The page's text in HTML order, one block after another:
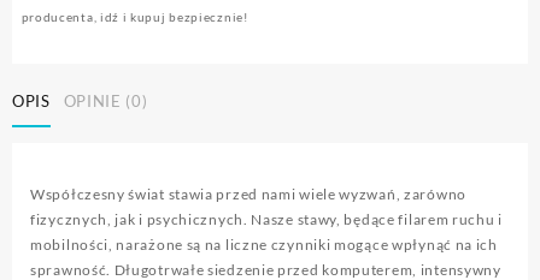
producenta, idź i kupuj bezpiecznie!
OPIS OPINIE (0)
Współczesny świat stawia przed nami wiele wyzwań, zarówno
fizycznych, jak i psychicznych. Nasze stawy, będące filarem ruchu i
mobilności, narażone są na liczne czynniki mogące wpłynąć na ich
sprawność. Długotrwałe siedzenie przed komputerem, intensywny